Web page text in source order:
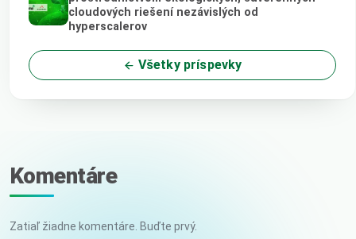
cloudových riešení nezávislých od
hyperscalerov
Všetky príspevky
Komentáre
Zatiaľ žiadne komentáre. Buďte prvý.